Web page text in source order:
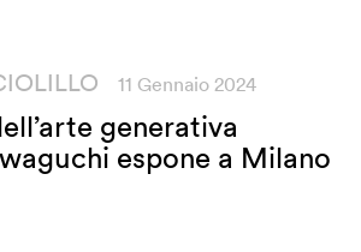
11 Gennaio 2024
generativa
espone a Milano